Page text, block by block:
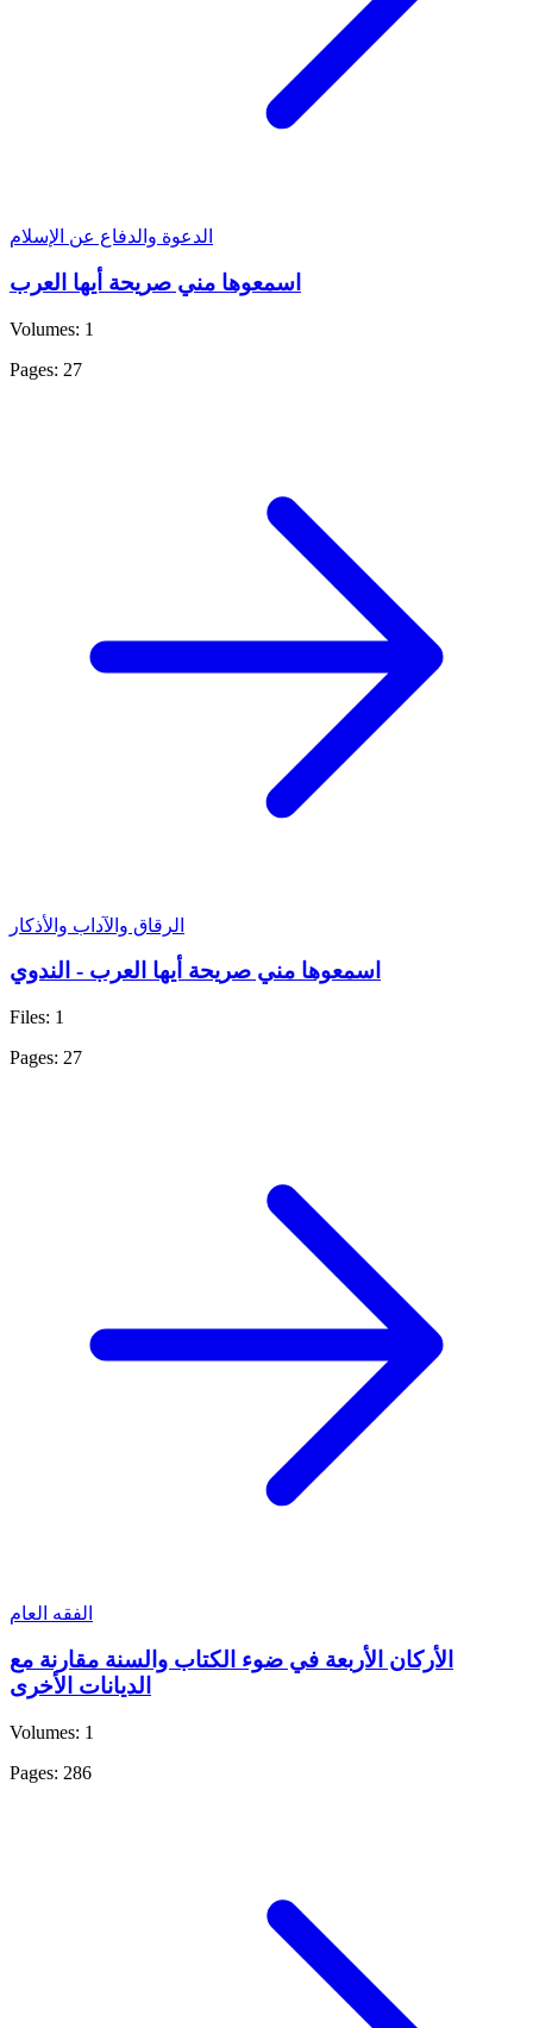
الدعوة والدفاع عن الإسلام
اسمعوها مني صريحة أيها العرب
Volumes: 1
Pages: 27
الرقاق والآداب والأذكار
اسمعوها مني صريحة أيها العرب - الندوي
Files: 1
Pages: 27
الفقه العام
الأركان الأربعة في ضوء الكتاب والسنة مقارنة مع
الديانات الأخرى
Volumes: 1
Pages: 286